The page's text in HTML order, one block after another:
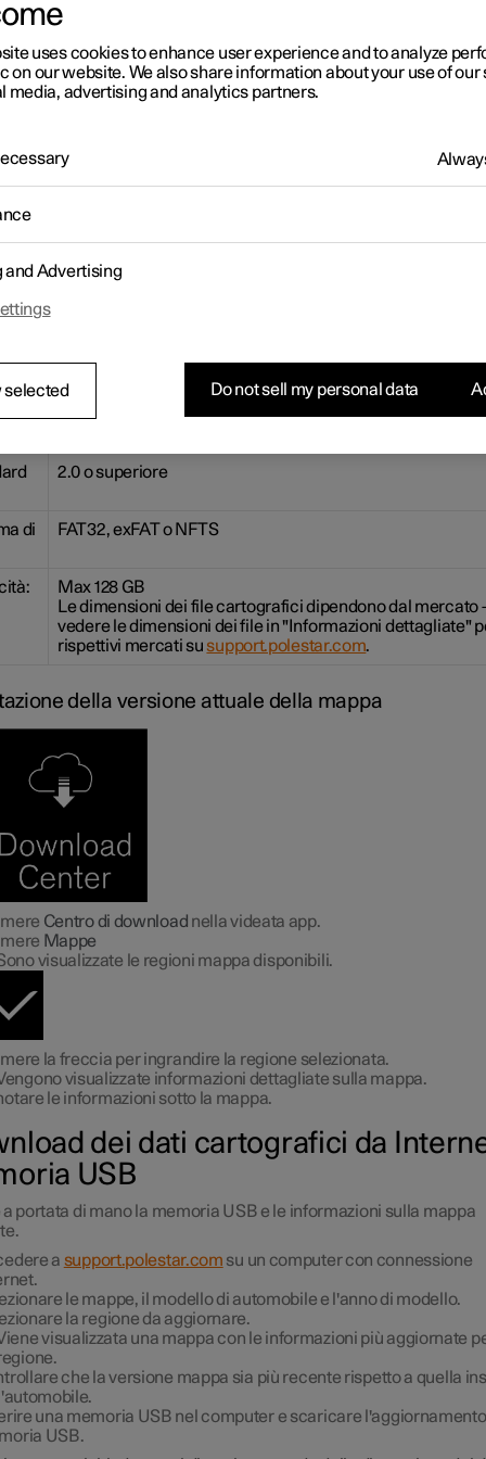
scaricare nuove mappe da un computer connesso a Internet
USB e poi trasferirle al navigatore dell'automobile.
da computer e memoria USB
2.0 o superiore
di FAT32, exFAT o NFTS
Max 128 GB
Le dimensioni dei file cartografici dipendono dal mercato
vedere le dimensioni dei file in "Informazioni dettagliate"
rispettivi mercati susupport.polestar.com.
della versione attuale della mappa
Centro di download nella videata app.
Mappe
visualizzate le regioni mappa disponibili.
la freccia per ingrandire la regione selezionata.
visualizzate informazioni dettagliate sulla mappa.
le informazioni sotto la mappa.
dei dati cartografici da
USB
a portata di mano la memoria USB e le informazioni sulla mappa
a support.polestar.com su un computer con connessione
le mappe, il modello di automobile e l'anno di modello.
la regione da aggiornare.
visualizzata una mappa con le informazioni più aggiornate
che la versione mappa sia più recente rispetto a quella
una memoria USB nel computer e scaricare
USB.
uses cookies to enhance user experience and to analyze
on our website. We also share information about your use of our
media, advertising and analytics partners.
and Advertising
selected Do not sell my personal data